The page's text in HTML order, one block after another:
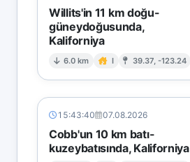
Willits'in 11 km doğu-
güneydoğusunda,
Kaliforniya
6.0 km I 39.37, -123.24
15:43:40 07.08.2026
Cobb'un 10 km batı-
kuzeybatısında, Kaliforniya